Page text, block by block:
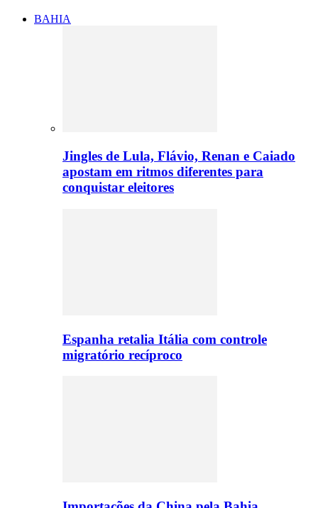
BAHIA
Jingles de Lula, Flávio, Renan e Caiado
apostam em ritmos diferentes para
conquistar eleitores
Espanha retalia Itália com controle
migratório recíproco